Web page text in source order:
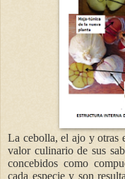
La cebolla, el ajo y otras
valor culinario de sus
concebidos como
cada especie y son